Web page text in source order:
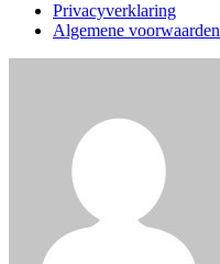
Privacyverklaring
Algemene voorwaarden